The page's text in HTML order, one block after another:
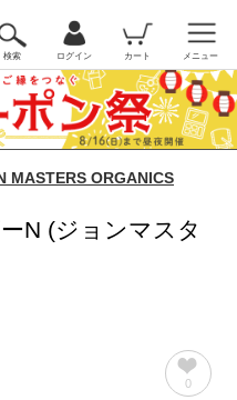
検索 ログイン カート メニュー
MASTERS ORGANICS
N (ジョンマスタ
0